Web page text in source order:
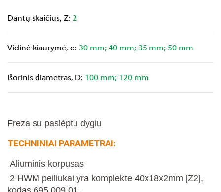
Dantų skaičius, Z: 2
Vidinė kiaurymė, d: 30 mm; 40 mm; 35 mm; 50 mm
Išorinis diametras, D: 100 mm; 120 mm
Freza su paslėptu dygiu
TECHNINIAI PARAMETRAI:
Aliuminis korpusas
2 HWM peiliukai yra komplekte 40x18x2mm [Z2],
kodas 695.009.01.